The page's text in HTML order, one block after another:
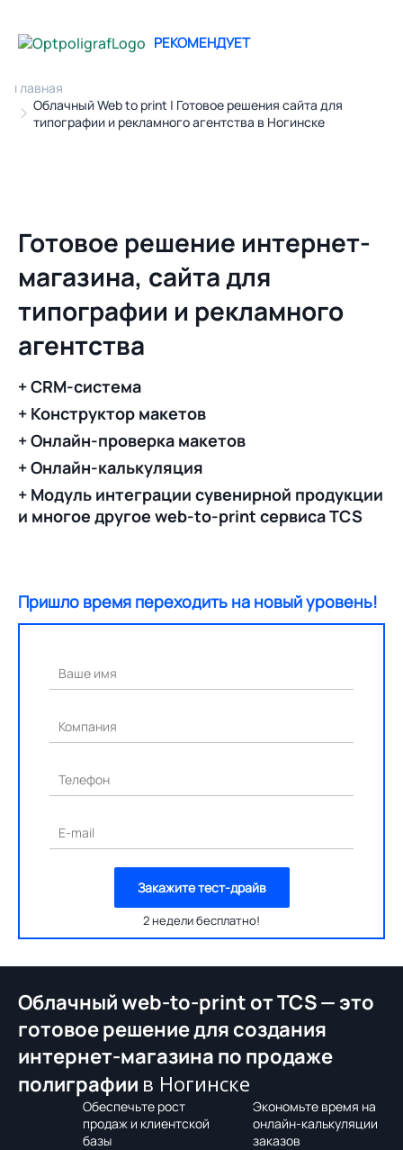
Главная
Облачный Web to print | Готовое решения сайта для
типографии и рекламного агентства в Ногинске
РЕКОМЕНДУЕТ
Готовое решение интернет-
магазина, сайта для
типографии и рекламного
агентства
+ CRM-система
+ Конструктор макетов
+ Онлайн-проверка макетов
+ Онлайн-калькуляция
+ Модуль интеграции сувенирной продукции
и многое другое web-to-print сервиса TCS
Пришло время переходить на новый уровень!
Ваше имя
Компания
Телефон
E-mail
Закажите тест-драйв
2 недели бесплатно!
Облачный web-to-print от TCS — это
готовое решение для создания
интернет-магазина по продаже
полиграфии в Ногинске
Обеспечьте рост
продаж и клиентской
базы
Экономьте время на
онлайн-калькуляции
заказов